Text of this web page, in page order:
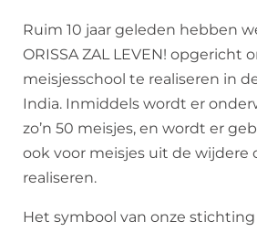
Ruim 10 jaar geleden hebben
ORISSA ZAL LEVEN! opgericht
meisjesschool te realiseren in
India. Inmiddels wordt er
zo’n 50 meisjes, en wordt er
ook voor meisjes uit de wijdere
realiseren.
Het symbool van onze stichting